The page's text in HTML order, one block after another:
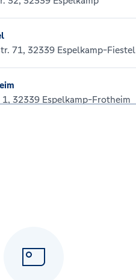
71, 32339 Espelkamp-Fiestel
32339 Espelkamp-Frotheim
33, 32351 Stemwede-Haldem